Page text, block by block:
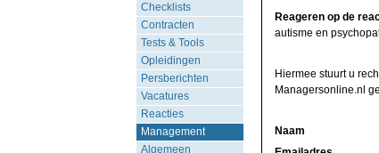
Checklists
Contracten
Tests & Tools
Opleidingen
Persberichten
Vacatures
Reacties
Management
Algemeen
Reageren op de
autisme en
Hiermee stuurt u
Managersonline.nl
Naam